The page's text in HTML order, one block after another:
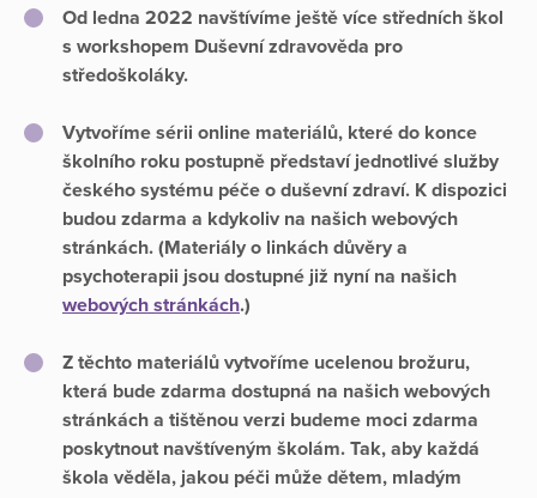
Od ledna 2022 navštívíme ještě více středních škol
s workshopem Duševní zdravověda pro
středoškoláky.
Vytvoříme sérii online materiálů, které do konce
školního roku postupně představí jednotlivé služby
českého systému péče o duševní zdraví. K dispozici
budou zdarma a kdykoliv na našich webových
stránkách. (Materiály o linkách důvěry a
psychoterapii jsou dostupné již nyní na našich
webových stránkách.)
Z těchto materiálů vytvoříme ucelenou brožuru,
která bude zdarma dostupná na našich webových
stránkách a tištěnou verzi budeme moci zdarma
poskytnout navštíveným školám. Tak, aby každá
škola věděla, jakou péči může dětem, mladým